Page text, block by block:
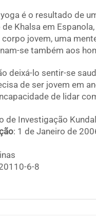
é o resultado de
de Khalsa em
jovem, uma
se também aos
deixá-lo sentir-se
de ser jovem em
de lidar
de Investigação
: 1 de Janeiro de
6-8